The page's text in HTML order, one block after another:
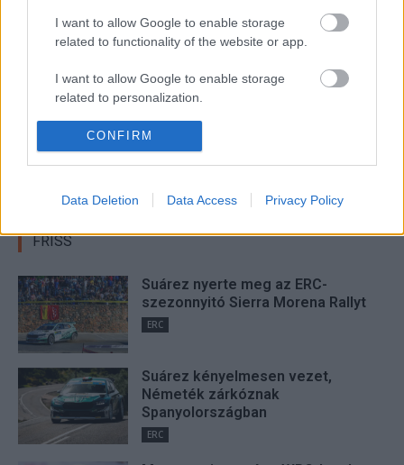
I want to allow Google to enable storage
related to functionality of the website or app.
I want to allow Google to enable storage
related to personalization.
I want to allow Google to enable storage
related to security, including authentication
CONFIRM
Data Deletion Data Access Privacy Policy
Facebook X Pinterest
FRISS
Suárez nyerte meg az ERC-
szezonnyitó Sierra Morena Rallyt
ERC
Suárez kényelmesen vezet,
Németék zárkóznak
Spanyolországban
ERC